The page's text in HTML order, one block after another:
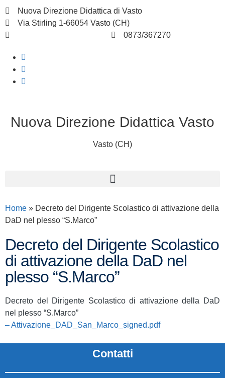
Nuova Direzione Didattica di Vasto
Via Stirling 1-66054 Vasto (CH)
0873/367270
Nuova Direzione Didattica Vasto
Vasto (CH)
Home » Decreto del Dirigente Scolastico di attivazione della
DaD nel plesso “S.Marco”
Decreto del Dirigente Scolastico
di attivazione della DaD nel
plesso “S.Marco”
Decreto del Dirigente Scolastico di attivazione della DaD
nel plesso “S.Marco”
– Attivazione_DAD_San_Marco_signed.pdf
Contatti